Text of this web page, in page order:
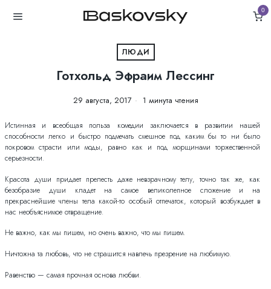
0
ЛЮДИ
Готхольд Эфраим Лессинг
29 августа, 2017 1 минута чтения
Истинная и всеобщая польза комедии заключается в развитии нашей
способности легко и быстро подмечать смешное под каким бы то ни было
покровом страсти или моды, равно как и под морщинами торжественной
серьезности.
Красота души придает прелесть даже невзрачному телу, точно так же, как
безобразие души кладет на самое великолепное сложение и на
прекраснейшие члены тела какой-то особый отпечаток, который возбуждает в
нас необъяснимое отвращение.
Не важно, как мы пишем, но очень важно, что мы пишем.
Ничтожна та любовь, что не страшится навлечь презрение на любимую.
Равенство — самая прочная основа любви.